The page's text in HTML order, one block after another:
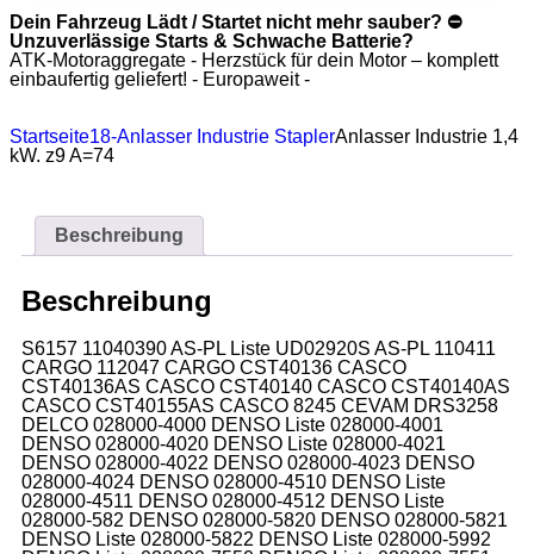
Dein Fahrzeug Lädt / Startet nicht mehr sauber? ⛔
Unzuverlässige Starts & Schwache Batterie?
ATK-Motoraggregate - Herzstück für dein Motor – komplett
einbaufertig geliefert! - Europaweit -
Startseite18-Anlasser Industrie StaplerAnlasser Industrie 1,4
kW. z9 A=74
Beschreibung
Beschreibung
S6157 11040390 AS-PL Liste UD02920S AS-PL 110411
CARGO 112047 CARGO CST40136 CASCO
CST40136AS CASCO CST40140 CASCO CST40140AS
CASCO CST40155AS CASCO 8245 CEVAM DRS3258
DELCO 028000-4000 DENSO Liste 028000-4001
DENSO 028000-4020 DENSO Liste 028000-4021
DENSO 028000-4022 DENSO 028000-4023 DENSO
028000-4024 DENSO 028000-4510 DENSO Liste
028000-4511 DENSO 028000-4512 DENSO Liste
028000-582 DENSO 028000-5820 DENSO 028000-5821
DENSO Liste 028000-5822 DENSO Liste 028000-5992